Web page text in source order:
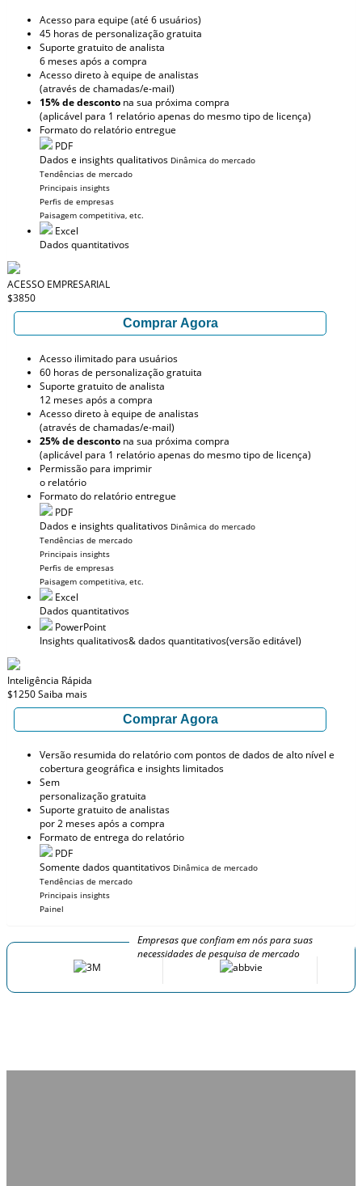
Acesso para equipe (até 6 usuários)
45 horas de personalização gratuita
Suporte gratuito de analista
6 meses após a compra
Acesso direto à equipe de analistas
(através de chamadas/e-mail)
15% de desconto na sua próxima compra
(aplicável para 1 relatório apenas do mesmo tipo de licença)
Formato do relatório entregue
PDF
Dados e insights qualitativos Dinâmica do mercado
Tendências de mercado
Principais insights
Perfis de empresas
Paisagem competitiva, etc.
Excel
Dados quantitativos
ACESSO EMPRESARIAL
$3850
Comprar Agora
Acesso ilimitado para usuários
60 horas de personalização gratuita
Suporte gratuito de analista
12 meses após a compra
Acesso direto à equipe de analistas
(através de chamadas/e-mail)
25% de desconto na sua próxima compra
(aplicável para 1 relatório apenas do mesmo tipo de licença)
Permissão para imprimir
o relatório
Formato do relatório entregue
PDF
Dados e insights qualitativos Dinâmica do mercado
Tendências de mercado
Principais insights
Perfis de empresas
Paisagem competitiva, etc.
Excel
Dados quantitativos
PowerPoint
Insights qualitativos& dados quantitativos(versão editável)
Inteligência Rápida
$1250Saiba mais
Comprar Agora
Versão resumida do relatório com pontos de dados de alto nível e
cobertura geográfica e insights limitados
Sem
personalização gratuita
Suporte gratuito de analistas
por 2 meses após a compra
Formato de entrega do relatório
PDF
Somente dados quantitativos Dinâmica de mercado
Tendências de mercado
Principais insights
Painel
Empresas que confiam em nós para suas
necessidades de pesquisa de mercado